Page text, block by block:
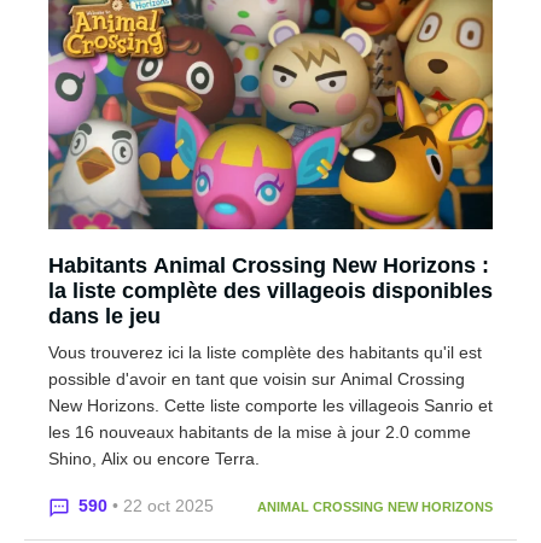
Habitants Animal Crossing New Horizons :
la liste complète des villageois disponibles
dans le jeu
Vous trouverez ici la liste complète des habitants qu'il est
possible d'avoir en tant que voisin sur Animal Crossing
New Horizons. Cette liste comporte les villageois Sanrio et
les 16 nouveaux habitants de la mise à jour 2.0 comme
Shino, Alix ou encore Terra.
590 • 22 oct 2025 ANIMAL CROSSING NEW HORIZONS